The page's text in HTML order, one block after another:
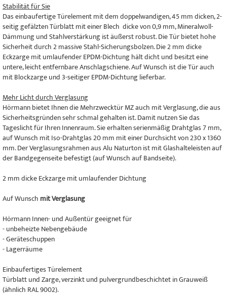
Stabilität für Sie
Das einbaufertige Türelement mit dem doppelwandigen, 45 mm dicken, 2-
seitig gefälzten Türblatt mit einer Blech dicke von 0,9 mm, Mineralwoll-
Dämmung und Stahlverstärkung ist äußerst robust. Die Tür bietet hohe
Sicherheit durch 2 massive Stahl-Sicherungsbolzen. Die 2 mm dicke
Eckzarge mit umlaufender EPDM-Dichtung hält dicht und besitzt eine
untere, leicht entfernbare Anschlagschiene. Auf Wunsch ist die Tür auch
mit Blockzarge und 3-seitiger EPDM-Dichtung lieferbar.
Mehr Licht durch Verglasung
Hörmann bietet Ihnen die Mehrzwecktür MZ auch mit Verglasung, die aus
Sicherheitsgründen sehr schmal gehalten ist. Damit nutzen Sie das
Tageslicht für Ihren Innenraum. Sie erhalten serienmäßig Drahtglas 7 mm,
auf Wunsch mit Iso-Drahtglas 20 mm mit einer Durchsicht von 230 x 1360
mm. Der Verglasungsrahmen aus Alu Naturton ist mit Glashalteleisten auf
der Bandgegenseite befestigt (auf Wunsch auf Bandseite).
2 mm dicke Eckzarge mit umlaufender Dichtung
Auf Wunsch mit Verglasung
Hörmann Innen- und Außentür geeignet für
- unbeheizte Nebengebäude
- Geräteschuppen
- Lagerräume
Einbaufertiges Türelement
Türblatt und Zarge, verzinkt und pulvergrundbeschichtet in Grauweiß
(ähnlich RAL 9002).